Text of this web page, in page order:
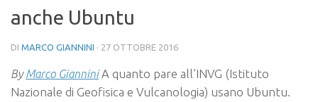
anche Ubuntu
DI MARCO GIANNINI · 27 OTTOBRE 2016
ByMarco GianniniA quanto pare all’INVG (Istituto
Nazionale di Geofisica e Vulcanologia) usano Ubuntu.